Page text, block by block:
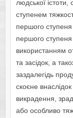
людської
ступенем
першого ступеня
першого
використанням
та засідок, а
заздалегідь
скоєне
викрадення,
або особливо